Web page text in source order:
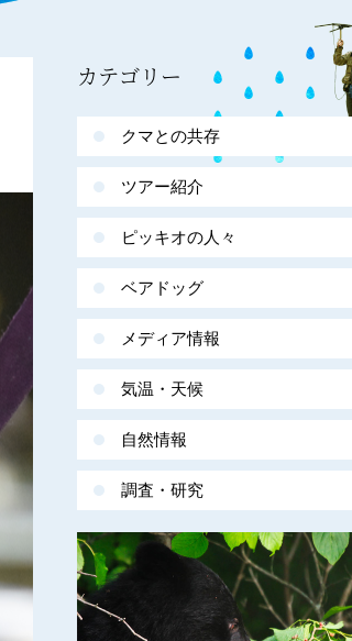
カテゴリー
クマとの共存
ツアー紹介
ピッキオの人々
ベアドッグ
メディア情報
気温・天候
自然情報
調査・研究